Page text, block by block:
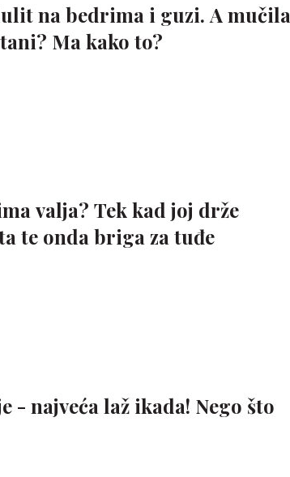
na bedrima i guzi. A mučila
Ma kako to?
valja? Tek kad joj drže
te onda briga za tuđe
- najveća laž ikada! Nego što